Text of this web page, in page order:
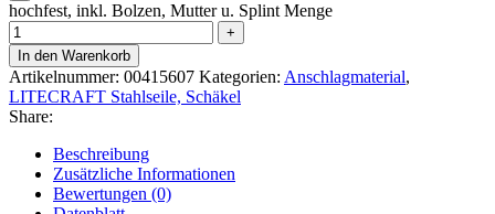
hochfest, inkl. Bolzen, Mutter u. Splint Menge
In den Warenkorb
Artikelnummer: 00415607 Kategorien: Anschlagmaterial,
LITECRAFT Stahlseile, Schäkel
Share:
Beschreibung
Zusätzliche Informationen
Bewertungen (0)